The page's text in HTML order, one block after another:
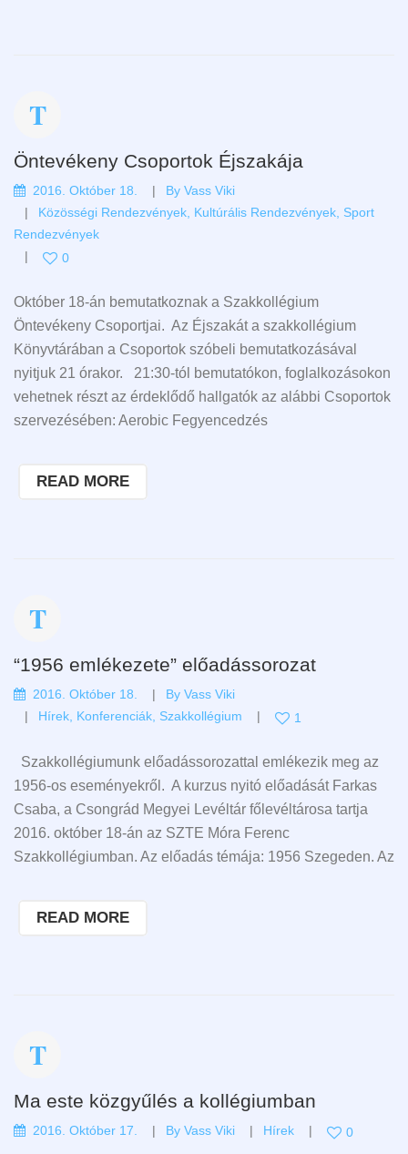
Öntevékeny Csoportok Éjszakája
2016. Október 18. By Vass Viki
Közösségi Rendezvények Kultúrális Rendezvények Sport
Rendezvények
0
Október 18-án bemutatkoznak a Szakkollégium
Öntevékeny Csoportjai. Az Éjszakát a szakkollégium
Könyvtárában a Csoportok szóbeli bemutatkozásával
nyitjuk 21 órakor. 21:30-tól bemutatókon, foglalkozásokon
vehetnek részt az érdeklődő hallgatók az alábbi Csoportok
szervezésében: Aerobic Fegyencedzés
READ MORE
“1956 emlékezete” előadássorozat
2016. Október 18. By Vass Viki
Hírek Konferenciák Szakkollégium 1
Szakkollégiumunk előadássorozattal emlékezik meg az
1956-os eseményekről. A kurzus nyitó előadását Farkas
Csaba, a Csongrád Megyei Levéltár főlevéltárosa tartja
2016. október 18-án az SZTE Móra Ferenc
Szakkollégiumban. Az előadás témája: 1956 Szegeden. Az
READ MORE
Ma este közgyűlés a kollégiumban
2016. Október 17. By Vass Viki Hírek 0